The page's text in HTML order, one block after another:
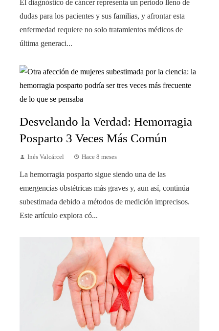
El diagnóstico de cáncer representa un periodo lleno de
dudas para los pacientes y sus familias, y afrontar esta
enfermedad requiere no solo tratamientos médicos de
última generaci...
Desvelando la Verdad: Hemorragia
Posparto 3 Veces Más Común
Inés Valcárcel Hace 8 meses
La hemorragia posparto sigue siendo una de las
emergencias obstétricas más graves y, aun así, continúa
subestimada debido a métodos de medición imprecisos.
Este artículo explora có...